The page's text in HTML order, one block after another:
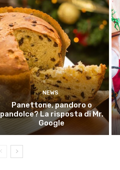
NEWS
Panettone, pandoro o
pandolce? La risposta di Mr.
Google